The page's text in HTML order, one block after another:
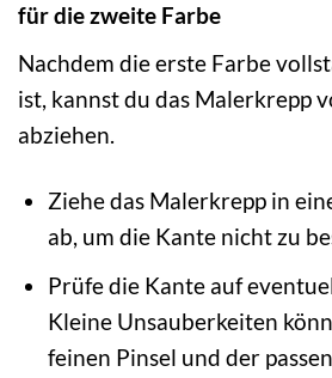
für die zweite Farbe
Nachdem die erste Farbe
ist, kannst du das Malerkrepp
abziehen.
Ziehe das Malerkrepp in
ab, um die Kante nicht zu
Prüfe die Kante auf
Kleine Unsauberkeiten
feinen Pinsel und der